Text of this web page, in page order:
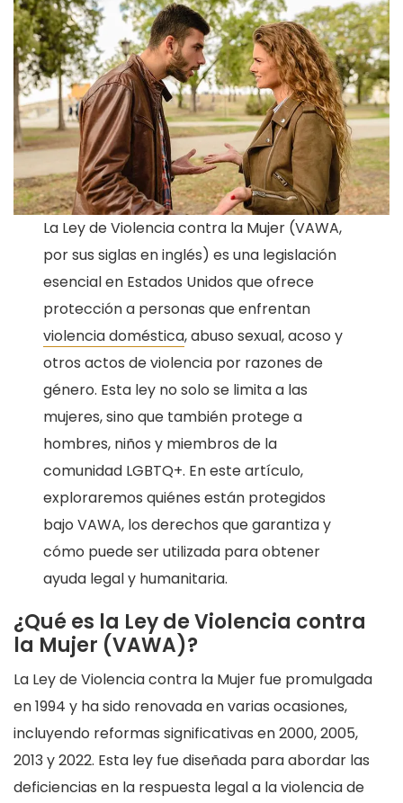
La Ley de Violencia contra la Mujer (VAWA,
por sus siglas en inglés) es una legislación
esencial en Estados Unidos que ofrece
protección a personas que enfrentan
violencia doméstica, abuso sexual, acoso y
otros actos de violencia por razones de
género. Esta ley no solo se limita a las
mujeres, sino que también protege a
hombres, niños y miembros de la
comunidad LGBTQ+. En este artículo,
exploraremos quiénes están protegidos
bajo VAWA, los derechos que garantiza y
cómo puede ser utilizada para obtener
ayuda legal y humanitaria.
¿Qué es la Ley de Violencia contra
la Mujer (VAWA)?
La Ley de Violencia contra la Mujer fue promulgada
en 1994 y ha sido renovada en varias ocasiones,
incluyendo reformas significativas en 2000, 2005,
2013 y 2022. Esta ley fue diseñada para abordar las
deficiencias en la respuesta legal a la violencia de